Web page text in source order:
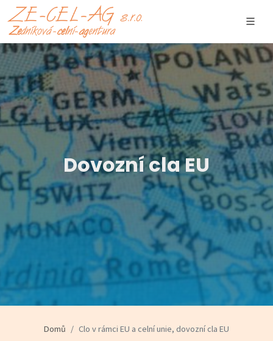
Dovozní cla EU
Domů Clo v rámci EU a celní unie, dovozní cla EU